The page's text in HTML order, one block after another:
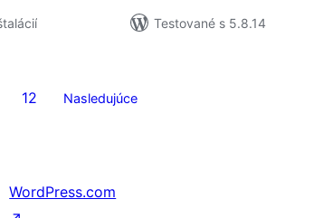
Testované s 5.8.14
12 Nasledujúce
WordPress.com